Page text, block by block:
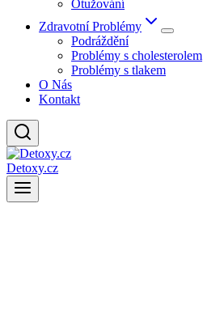
Otužování
Zdravotní Problémy
Podráždění
Problémy s cholesterolem
Problémy s tlakem
O Nás
Kontakt
Detoxy.cz